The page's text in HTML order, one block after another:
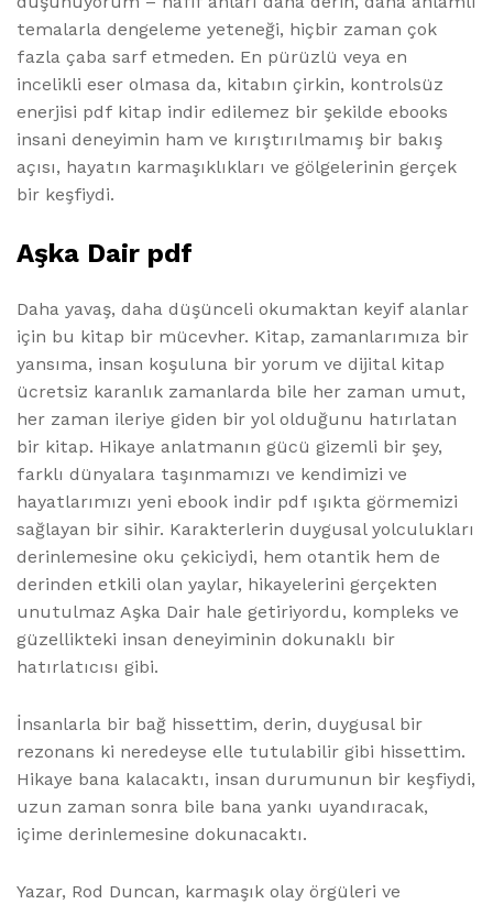
temalarla dengeleme yeteneği, hiçbir zaman çok
fazla çaba sarf etmeden. En pürüzlü veya en
incelikli eser olmasa da, kitabın çirkin, kontrolsüz
enerjisi pdf kitap indir edilemez bir şekilde ebooks
insani deneyimin ham ve kırıştırılmamış bir bakış
açısı, hayatın karmaşıklıkları ve gölgelerinin gerçek
bir keşfiydi.
Aşka Dair pdf
Daha yavaş, daha düşünceli okumaktan keyif alanlar
için bu kitap bir mücevher. Kitap, zamanlarımıza bir
yansıma, insan koşuluna bir yorum ve dijital kitap
ücretsiz karanlık zamanlarda bile her zaman umut,
her zaman ileriye giden bir yol olduğunu hatırlatan
bir kitap. Hikaye anlatmanın gücü gizemli bir şey,
farklı dünyalara taşınmamızı ve kendimizi ve
hayatlarımızı yeni ebook indir pdf ışıkta görmemizi
sağlayan bir sihir. Karakterlerin duygusal yolculukları
derinlemesine oku çekiciydi, hem otantik hem de
derinden etkili olan yaylar, hikayelerini gerçekten
unutulmaz Aşka Dair hale getiriyordu, kompleks ve
güzellikteki insan deneyiminin dokunaklı bir
hatırlatıcısı gibi.
İnsanlarla bir bağ hissettim, derin, duygusal bir
rezonans ki neredeyse elle tutulabilir gibi hissettim.
Hikaye bana kalacaktı, insan durumunun bir keşfiydi,
uzun zaman sonra bile bana yankı uyandıracak,
içime derinlemesine dokunacaktı.
Yazar, Rod Duncan, karmaşık olay örgüleri ve